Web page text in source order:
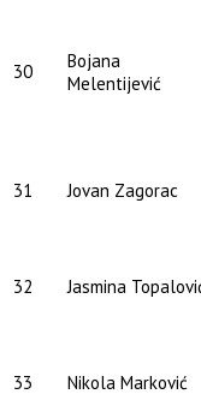
30
Bojana
Melentijević
31 Jovan Zagorac
32 Jasmina
33 Nikola Marković